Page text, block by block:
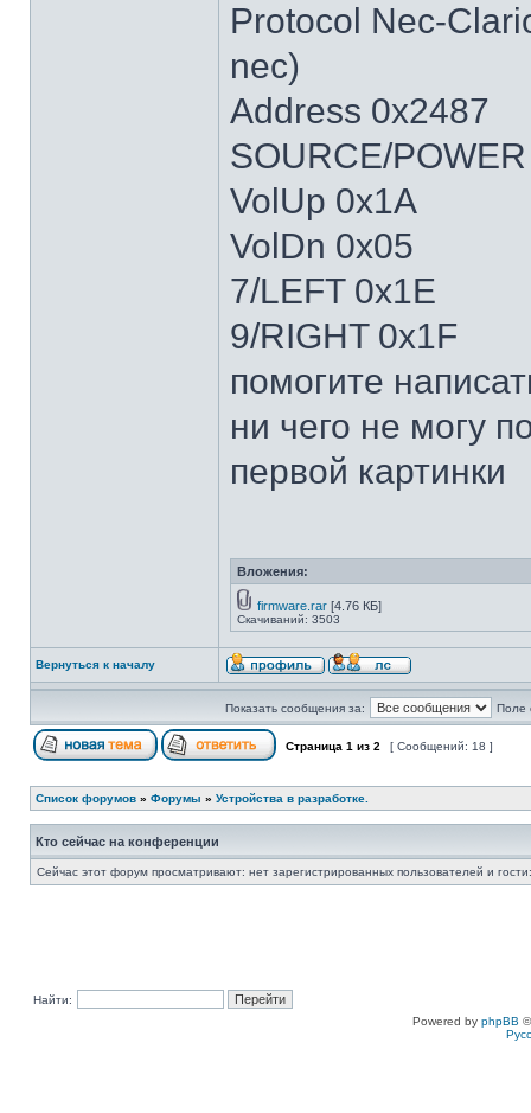
Protocol Nec-
nec)
Address 0x2487
SOURCE/
VolUp 0x1A
VolDn 0x05
7/LEFT 0x1E
9/RIGHT 0x1F
помогите
ни чего не могу
первой картинки
Вложения:
firmware.rar [4.76 КБ]
Скачиваний: 3503
Вернуться к началу
Показать сообщения за: Поле
Страница 1 из 2 [ Сообщений: 18 ]
Список форумов » Форумы » Устройства в разработке.
Кто сейчас на конференции
Сейчас этот форум просматривают: нет зарегистрированных пользователей и
Найти:
Powered by phpBB